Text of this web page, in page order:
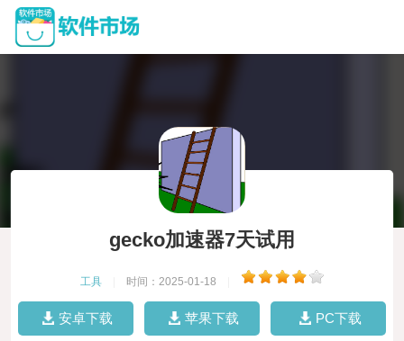
gecko加速器7天试用
工具 时间：2025-01-18
安卓下载 苹果下载 PC下载